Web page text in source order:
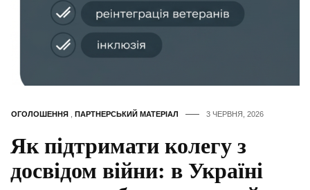
ОГОЛОШЕННЯ ПАРТНЕРСЬКИЙ МАТЕРІАЛ 3 ЧЕРВНЯ, 2026
Як підтримати колегу з
досвідом війни: в Україні